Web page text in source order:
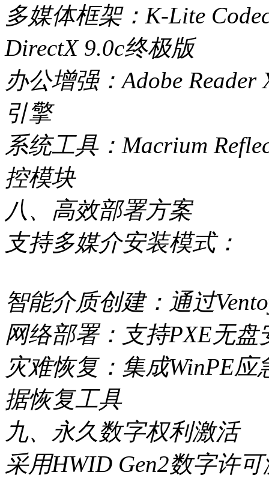
多媒体框架：K-Lite
DirectX 9.0c终极版
办公增强：Adobe
引擎
系统工具：Macrium
控模块
八、高效部署方案
支持多媒介安装模式：
智能介质创建：通过
网络部署：支持PXE无
灾难恢复：集成WinPE
据恢复工具
九、永久数字权利激活
采用HWID Gen2数字许